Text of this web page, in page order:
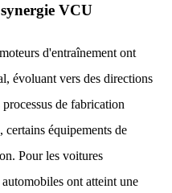
VCU
d'entraînement ont
évoluant vers des directions
de fabrication
certains équipements de
Pour les voitures
ont atteint une